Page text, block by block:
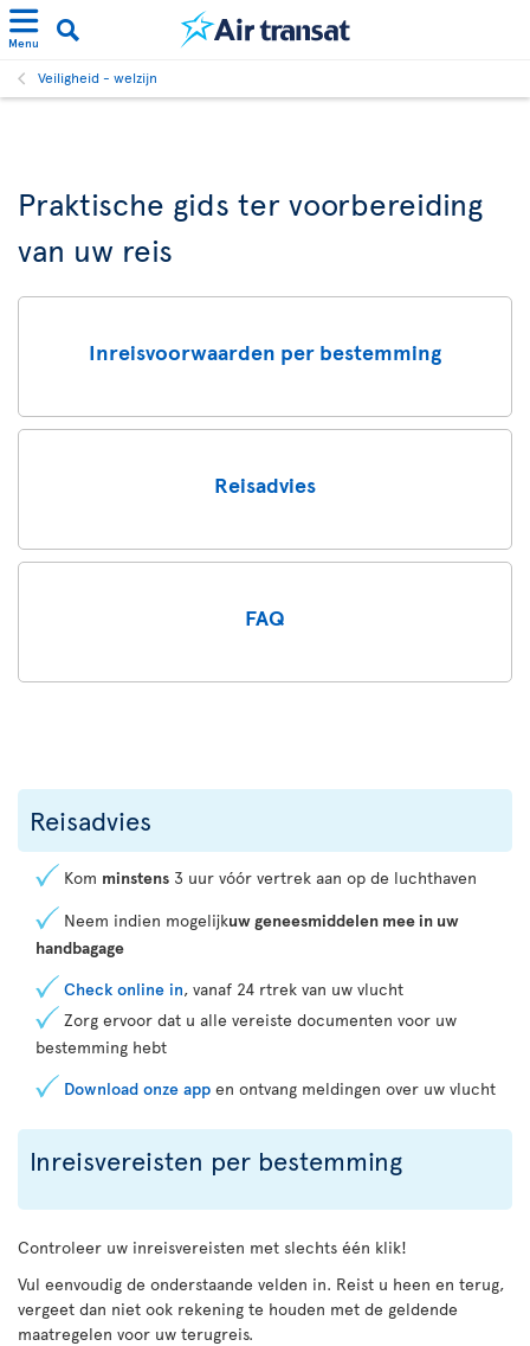
Menu
Veiligheid - welzijn
Praktische gids ter voorbereiding
van uw reis
Inreisvoorwaarden per bestemming
Reisadvies
FAQ
Reisadvies
Kom minstens 3 uur vóór vertrek aan op de luchthaven
Neem indien mogelijkuw geneesmiddelen mee in uw
handbagage
Check online in, vanaf 24 rtrek van uw vlucht
Zorg ervoor dat u alle vereiste documenten voor uw
bestemming hebt
Download onze app en ontvang meldingen over uw vlucht
Inreisvereisten per bestemming
Controleer uw inreisvereisten met slechts één klik!
Vul eenvoudig de onderstaande velden in. Reist u heen en terug,
vergeet dan niet ook rekening te houden met de geldende
maatregelen voor uw terugreis.